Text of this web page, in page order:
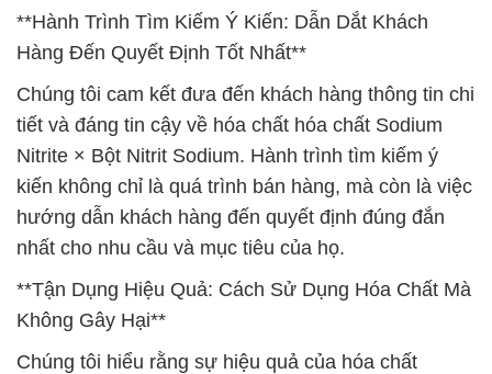
**Hành Trình Tìm Kiếm Ý Kiến: Dẫn Dắt Khách
Hàng Đến Quyết Định Tốt Nhất**
Chúng tôi cam kết đưa đến khách hàng thông tin chi
tiết và đáng tin cậy về hóa chất hóa chất Sodium
Nitrite × Bột Nitrit Sodium. Hành trình tìm kiếm ý
kiến không chỉ là quá trình bán hàng, mà còn là việc
hướng dẫn khách hàng đến quyết định đúng đắn
nhất cho nhu cầu và mục tiêu của họ.
**Tận Dụng Hiệu Quả: Cách Sử Dụng Hóa Chất Mà
Không Gây Hại**
Chúng tôi hiểu rằng sự hiệu quả của hóa chất